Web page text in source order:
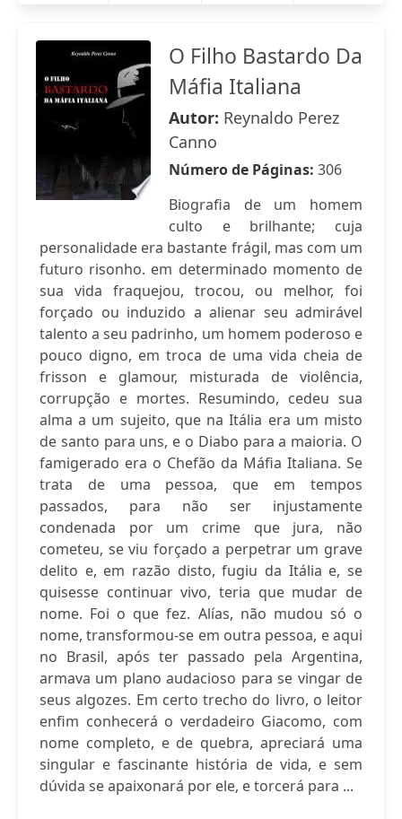
O Filho Bastardo Da
Máfia Italiana
Autor: Reynaldo Perez
Canno
Número de Páginas: 306
Biografia de um homem
culto e brilhante; cuja
personalidade era bastante frágil, mas com um
futuro risonho. em determinado momento de
sua vida fraquejou, trocou, ou melhor, foi
forçado ou induzido a alienar seu admirável
talento a seu padrinho, um homem poderoso e
pouco digno, em troca de uma vida cheia de
frisson e glamour, misturada de violência,
corrupção e mortes. Resumindo, cedeu sua
alma a um sujeito, que na Itália era um misto
de santo para uns, e o Diabo para a maioria. O
famigerado era o Chefão da Máfia Italiana. Se
trata de uma pessoa, que em tempos
passados, para não ser injustamente
condenada por um crime que jura, não
cometeu, se viu forçado a perpetrar um grave
delito e, em razão disto, fugiu da Itália e, se
quisesse continuar vivo, teria que mudar de
nome. Foi o que fez. Alías, não mudou só o
nome, transformou-se em outra pessoa, e aqui
no Brasil, após ter passado pela Argentina,
armava um plano audacioso para se vingar de
seus algozes. Em certo trecho do livro, o leitor
enfim conhecerá o verdadeiro Giacomo, com
nome completo, e de quebra, apreciará uma
singular e fascinante história de vida, e sem
dúvida se apaixonará por ele, e torcerá para ...